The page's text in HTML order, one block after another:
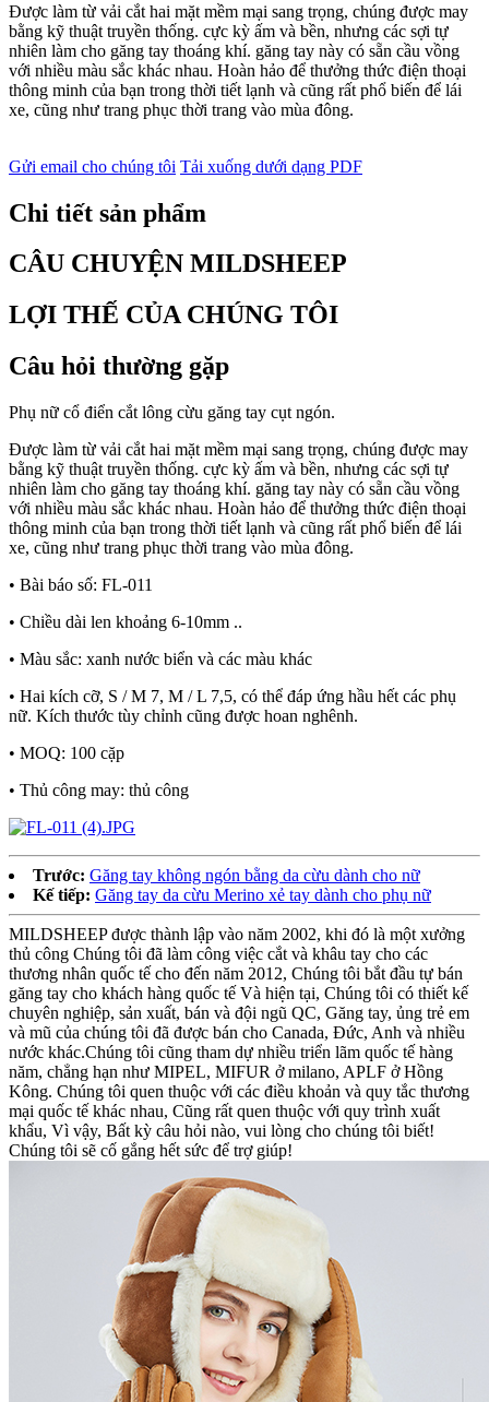
Được làm từ vải cắt hai mặt mềm mại sang trọng, chúng được may
bằng kỹ thuật truyền thống. cực kỳ ấm và bền, nhưng các sợi tự
nhiên làm cho găng tay thoáng khí. găng tay này có sẵn cầu vồng
với nhiều màu sắc khác nhau. Hoàn hảo để thưởng thức điện thoại
thông minh của bạn trong thời tiết lạnh và cũng rất phổ biến để lái
xe, cũng như trang phục thời trang vào mùa đông.
Gửi email cho chúng tôi Tải xuống dưới dạng PDF
Chi tiết sản phẩm
CÂU CHUYỆN MILDSHEEP
LỢI THẾ CỦA CHÚNG TÔI
Câu hỏi thường gặp
Phụ nữ cổ điển cắt lông cừu găng tay cụt ngón.
Được làm từ vải cắt hai mặt mềm mại sang trọng, chúng được may
bằng kỹ thuật truyền thống. cực kỳ ấm và bền, nhưng các sợi tự
nhiên làm cho găng tay thoáng khí. găng tay này có sẵn cầu vồng
với nhiều màu sắc khác nhau. Hoàn hảo để thưởng thức điện thoại
thông minh của bạn trong thời tiết lạnh và cũng rất phổ biến để lái
xe, cũng như trang phục thời trang vào mùa đông.
• Bài báo số: FL-011
• Chiều dài len khoảng 6-10mm ..
• Màu sắc: xanh nước biển và các màu khác
• Hai kích cỡ, S / M 7, M / L 7,5, có thể đáp ứng hầu hết các phụ
nữ. Kích thước tùy chỉnh cũng được hoan nghênh.
• MOQ: 100 cặp
• Thủ công may: thủ công
Trước: Găng tay không ngón bằng da cừu dành cho nữ
Kế tiếp: Găng tay da cừu Merino xẻ tay dành cho phụ nữ
MILDSHEEP được thành lập vào năm 2002, khi đó là một xưởng
thủ công Chúng tôi đã làm công việc cắt và khâu tay cho các
thương nhân quốc tế cho đến năm 2012, Chúng tôi bắt đầu tự bán
găng tay cho khách hàng quốc tế Và hiện tại, Chúng tôi có thiết kế
chuyên nghiệp, sản xuất, bán và đội ngũ QC, Găng tay, ủng trẻ em
và mũ của chúng tôi đã được bán cho Canada, Đức, Anh và nhiều
nước khác.Chúng tôi cũng tham dự nhiều triển lãm quốc tế hàng
năm, chẳng hạn như MIPEL, MIFUR ở milano, APLF ở Hồng
Kông. Chúng tôi quen thuộc với các điều khoản và quy tắc thương
mại quốc tế khác nhau, Cũng rất quen thuộc với quy trình xuất
khẩu, Vì vậy, Bất kỳ câu hỏi nào, vui lòng cho chúng tôi biết!
Chúng tôi sẽ cố gắng hết sức để trợ giúp!